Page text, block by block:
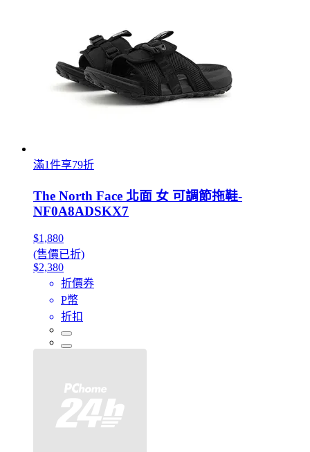
滿1件享79折
The North Face 北面 女 可調節拖鞋-
NF0A8ADSKX7
$1,880
(售價已折)
$2,380
折價券
P幣
折扣